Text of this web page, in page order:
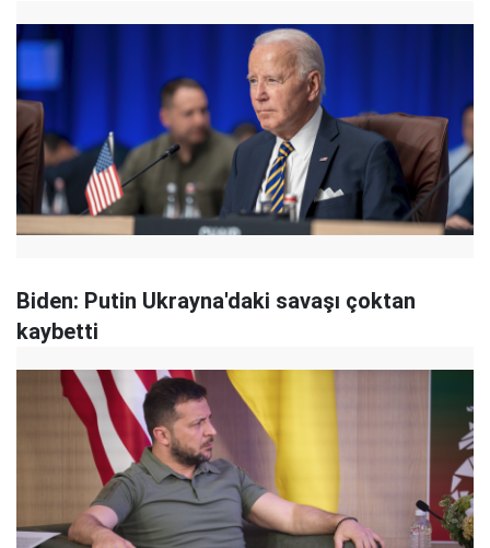
Biden: Putin Ukrayna'daki savaşı çoktan
kaybetti